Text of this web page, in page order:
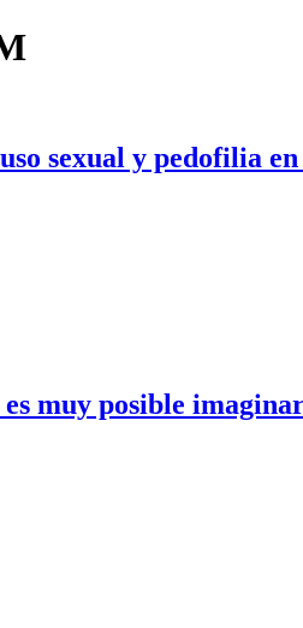
sexual y pedofilia
muy posible